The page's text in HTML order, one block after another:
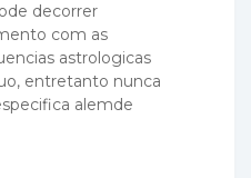
decorrer
com as
astrologicas
entretanto nunca
alemde